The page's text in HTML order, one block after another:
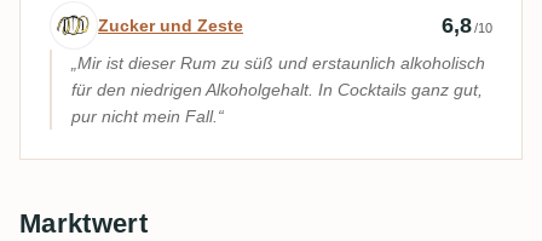
Expertenbewertung von Zucker und
Zucker und Zeste 6,8/10
Mir ist dieser Rum zu süß und erstaunlich alkoholisch
für den niedrigen Alkoholgehalt. In Cocktails ganz gut,
pur nicht mein Fall.
Marktwert